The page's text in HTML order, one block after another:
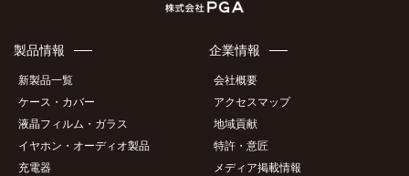
製品情報
新製品一覧
ケース・カバー
液晶フィルム・ガラス
イヤホン・オーディオ製品
充電器
企業情報
会社概要
アクセスマップ
地域貢献
特許・意匠
メディア掲載情報